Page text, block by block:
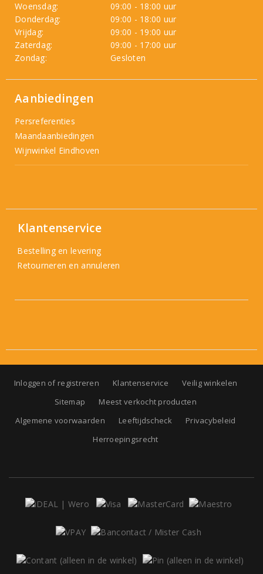
Woensdag:
09:00 - 18:00 uur
Donderdag:
09:00 - 18:00 uur
Vrijdag:
09:00 - 19:00 uur
Zaterdag:
09:00 - 17:00 uur
Zondag:
Gesloten
Aanbiedingen
Persreferenties
Maandaanbiedingen
Wijnwinkel Eindhoven
Klantenservice
Bestelling en levering
Retourneren en annuleren
Inloggen of registreren Klantenservice
Veilig winkelen
Sitemap
Meest verkocht producten
Algemene voorwaarden
Leeftijdscheck
Privacybeleid
Herroepingsrecht